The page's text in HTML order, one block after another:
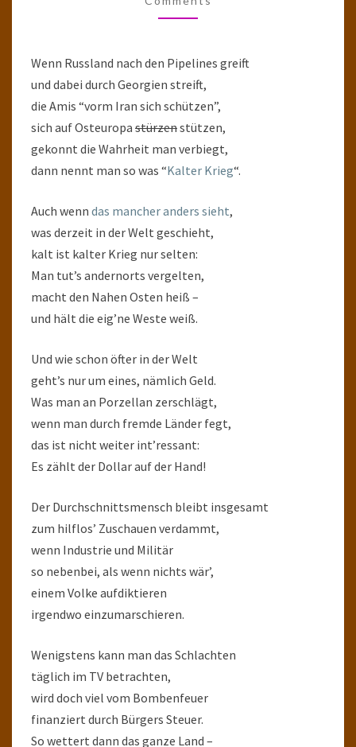
Wenn Russland nach den Pipelines greift
und dabei durch Georgien streift,
die Amis “vorm Iran sich schützen”,
sich auf Osteuropa stürzenstützen,
gekonnt die Wahrheit man verbiegt,
dann nennt man so was “Kalter Krieg“.
Auch wenn das mancher anders sieht,
was derzeit in der Welt geschieht,
kalt ist kalter Krieg nur selten:
Man tut’s andernorts vergelten,
macht den Nahen Osten heiß –
und hält die eig’ne Weste weiß.
Und wie schon öfter in der Welt
geht’s nur um eines, nämlich Geld.
Was man an Porzellan zerschlägt,
wenn man durch fremde Länder fegt,
das ist nicht weiter int’ressant:
Es zählt der Dollar auf der Hand!
Der Durchschnittsmensch bleibt insgesamt
zum hilflos’ Zuschauen verdammt,
wenn Industrie und Militär
so nebenbei, als wenn nichts wär’,
einem Volke aufdiktieren
irgendwo einzumarschieren.
Wenigstens kann man das Schlachten
täglich im TV betrachten,
wird doch viel vom Bombenfeuer
finanziert durch Bürgers Steuer.
So wettert dann das ganze Land –